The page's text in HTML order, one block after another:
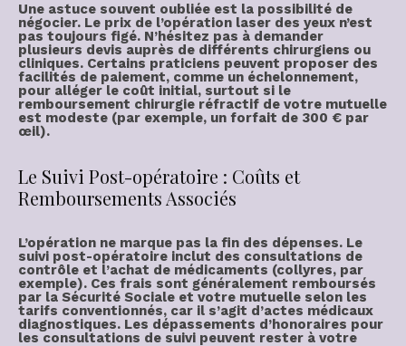
Une astuce souvent oubliée est la possibilité de
négocier. Le prix de l’opération laser des yeux n’est
pas toujours figé. N’hésitez pas à demander
plusieurs devis auprès de différents chirurgiens ou
cliniques. Certains praticiens peuvent proposer des
facilités de paiement, comme un échelonnement,
pour alléger le coût initial, surtout si le
remboursement chirurgie réfractif de votre mutuelle
est modeste (par exemple, un forfait de 300 € par
œil).
Le Suivi Post-opératoire : Coûts et
Remboursements Associés
L’opération ne marque pas la fin des dépenses. Le
suivi post-opératoire inclut des consultations de
contrôle et l’achat de médicaments (collyres, par
exemple). Ces frais sont généralement remboursés
par la Sécurité Sociale et votre mutuelle selon les
tarifs conventionnés, car il s’agit d’actes médicaux
diagnostiques. Les dépassements d’honoraires pour
les consultations de suivi peuvent rester à votre